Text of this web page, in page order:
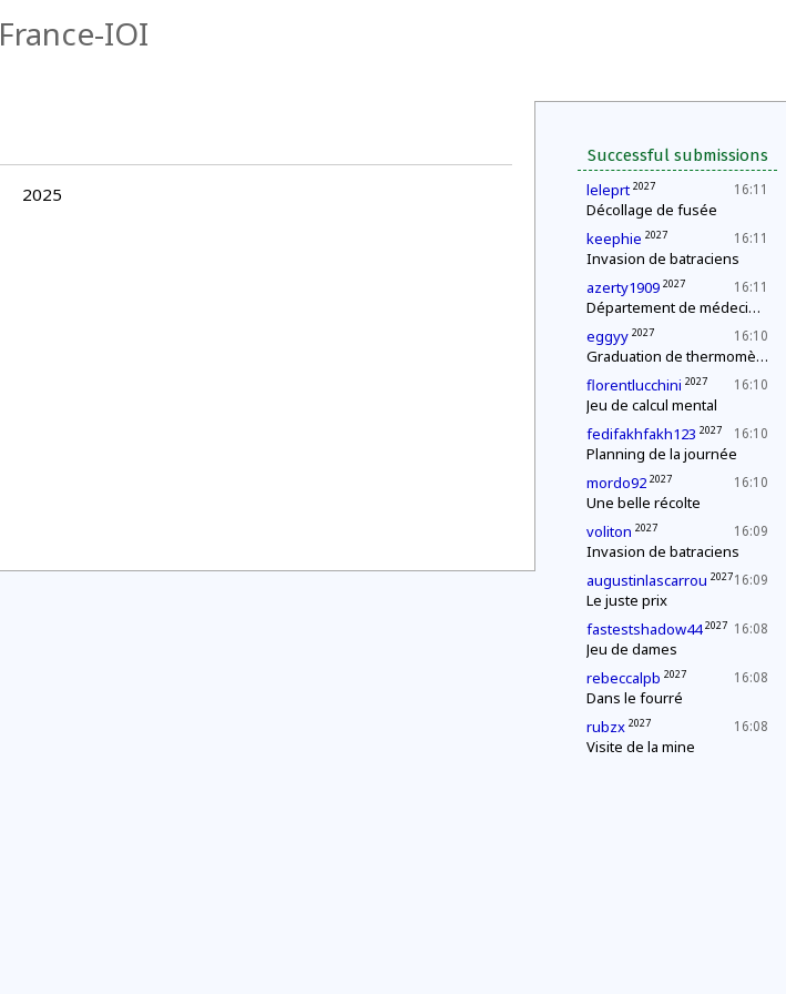
France-IOI
Successful submissions
16:11
leleprt 2027
Décollage de fusée
16:11
keephie 2027
Invasion de batraciens
16:11
azerty1909 2027
Département de médecine : contrôle d'une épidémie
16:10
eggyy 2027
Graduation de thermomètres
16:10
florentlucchini 2027
Jeu de calcul mental
16:10
fedifakhfakh123 2027
Planning de la journée
16:10
mordo92 2027
Une belle récolte
16:09
voliton 2027
Invasion de batraciens
16:09
augustinlascarrou 2027
Le juste prix
16:08
fastestshadow44 2027
Jeu de dames
16:08
rebeccalpb 2027
Dans le fourré
16:08
rubzx 2027
Visite de la mine
2025